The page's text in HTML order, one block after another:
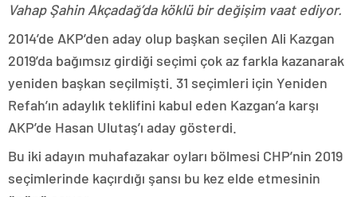
Vahap Şahin Akçadağ’da köklü bir değişim vaat ediyor.
2014’de AKP’den aday olup başkan seçilen Ali Kazgan
2019’da bağımsız girdiği seçimi çok az farkla kazanarak
yeniden başkan seçilmişti. 31 seçimleri için Yeniden
Refah’ın adaylık teklifini kabul eden Kazgan’a karşı
AKP’de Hasan Ulutaş’ı aday gösterdi.
Bu iki adayın muhafazakar oyları bölmesi CHP’nin 2019
seçimlerinde kaçırdığı şansı bu kez elde etmesinin